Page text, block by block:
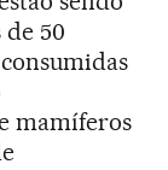
50
mamíferos